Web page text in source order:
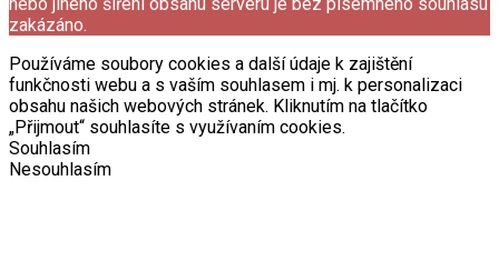
zakázáno.
Používáme soubory cookies a další údaje k zajištění
funkčnosti webu a s vaším souhlasem i mj. k personalizaci
obsahu našich webových stránek. Kliknutím na tlačítko
„Přijmout“ souhlasíte s využívaním cookies.
Souhlasím
Nesouhlasím